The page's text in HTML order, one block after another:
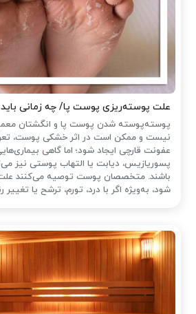
علت پوسته‌ریزی پوست پا/ چه زمانی
پوسته‌پوسته شدن پوست پا و انگشتان
نیست و ممکن است در اثر خشکی پوست،
عفونت قارچی ایجاد شود؛ اما گاهی بیماری‌هایی
پسوریازیس، دیابت یا التهاب پوستی نیز
باشند. متخصصان پوست توصیه می‌کنند
شود، به‌ویژه اگر با درد، تورم، ترشح یا